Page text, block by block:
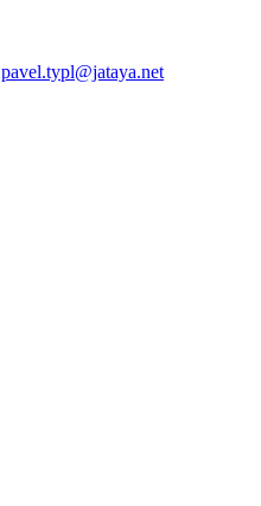
pavel.typl@jataya.net